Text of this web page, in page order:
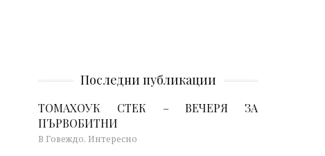
Последни публикации
ТОМАХОУК СТЕК – ВЕЧЕРЯ ЗА
ПЪРВОБИТНИ
В Говеждо, Интересно